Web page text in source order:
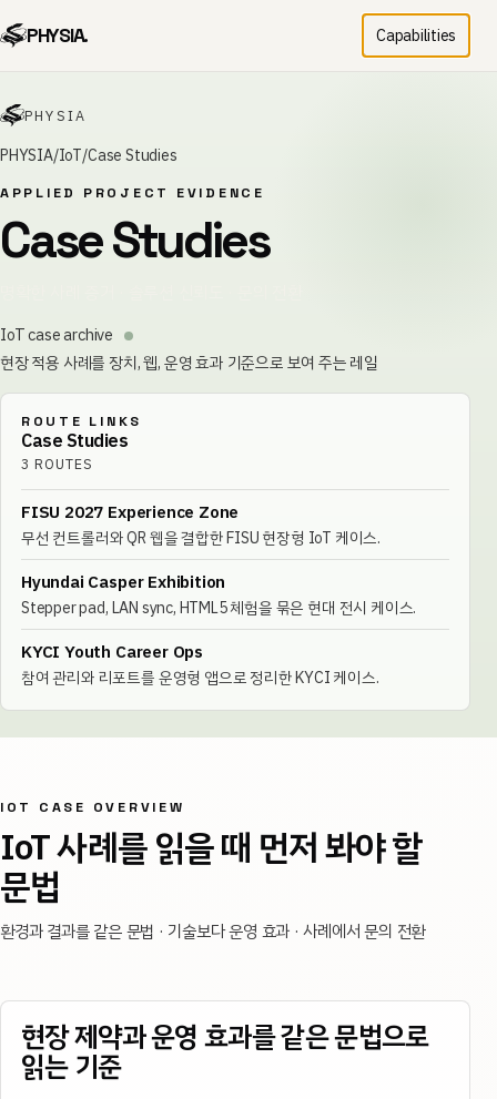
PHYSIA. Capabilities
PHYSIA
PHYSIA IoT Case Studies
APPLIED PROJECT EVIDENCE
Case Studies
IoT case archive
현장 적용 사례를 장치, 웹, 운영 효과 기준으로 보여 주는 레일
ROUTE LINKS
Case Studies
3 ROUTES
FISU 2027 Experience Zone
무선 컨트롤러와 QR 웹을 결합한 FISU 현장형 IoT 케이스.
Hyundai Casper Exhibition
Stepper pad, LAN sync, HTML5 체험을 묶은 현대 전시 케이스.
KYCI Youth Career Ops
참여 관리와 리포트를 운영형 앱으로 정리한 KYCI 케이스.
IOT CASE OVERVIEW
IoT 사례를 읽을 때 먼저 봐야 할
문법
환경과 결과를 같은 문법 · 기술보다 운영 효과 · 사례에서 문의 전환
현장 제약과 운영 효과를 같은 문법으로
읽는 기준